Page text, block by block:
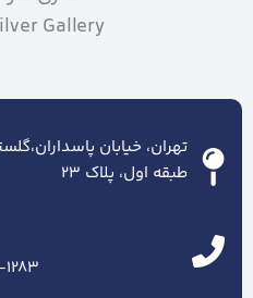
Gallery
تهران، خیابان
طبقه اول، پلاک ۲۳
1283